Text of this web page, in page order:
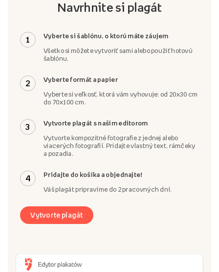
Navrhnite si plagát
1 Vyberte si šablónu, o ktorú máte záujem
Všetko si môžete vytvoriť sami alebo použiť hotovú
šablónu.
2 Vyberte formát a papier
Vyberte si veľkosť, ktorá vám vyhovuje: od 20x30 cm
do 70x100 cm.
3 Vytvorte plagát s naším editorom
Vytvorte kompozitné fotografie z jednej alebo
viacerých fotografií. Pridajte vlastný text, rámčeky
a pozadia.
4 Pridajte do košíka a objednajte!
Váš plagát pripravíme do 2 pracovných dní.
Vytvorte plagát